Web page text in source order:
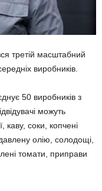
третій масштабний
виробників.
50 виробників з
можуть
каву, соки, копчені
олію, солодощі,
томати, приправи